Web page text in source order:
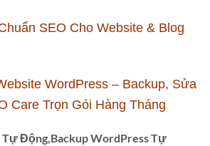
SEO Cho Website & Blog
WordPress – Backup, Sửa
Care Trọn Gói Hàng Tháng
Tự Động,Backup WordPress Tự